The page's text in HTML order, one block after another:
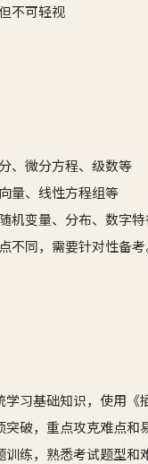
不可轻视
、微分方程、级数等
量、线性方程组等
机变量、分布、数字
不同，需要针对性备考
学习基础知识，使用《
突破，重点攻克难点和
训练，熟悉考试题型和